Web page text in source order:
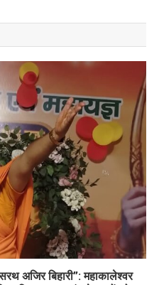
अजिर बिहारी”: महाकालेश्वर